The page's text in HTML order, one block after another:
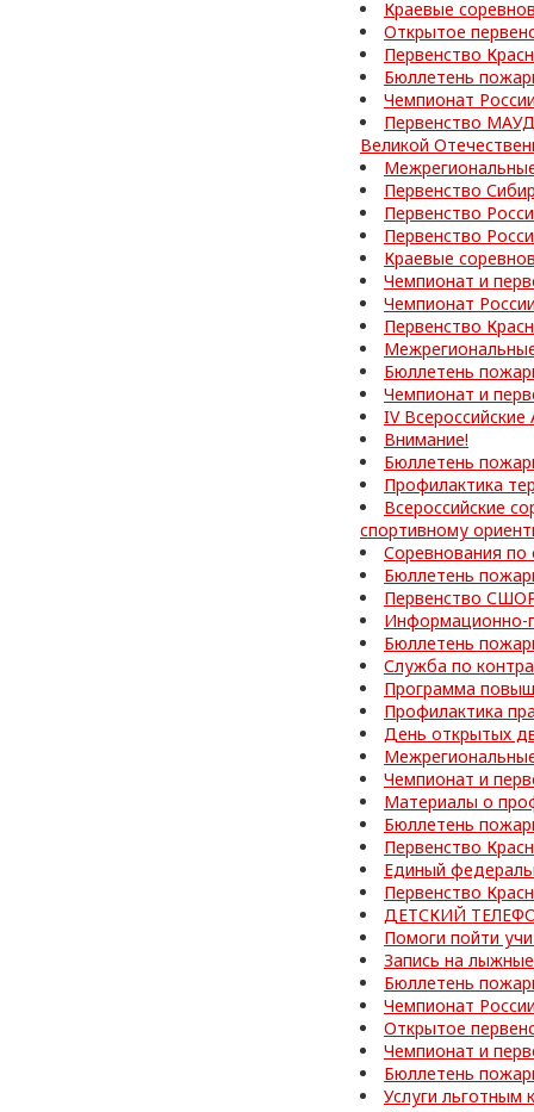
Краевые
Открытое
Первенство
Бюллетень
Чемпионат
Первенство
Великой
Первенство
Первенство
Первенство
Краевые
Чемпионат и
Чемпионат
Первенство
Бюллетень
Чемпионат и
IV Всероссийские
Внимание!
Бюллетень
Профилактика
Всероссийские
спортивному
Соревнования по
Бюллетень
Первенство
Информационно-
Бюллетень
Служба по
Программа
Профилактика
День открытых
Чемпионат и
Материалы о
Бюллетень
Первенство
Единый
Первенство
ДЕТСКИЙ
Помоги пойти
Запись на
Бюллетень
Чемпионат
Открытое
Чемпионат и
Бюллетень
Услуги льготным